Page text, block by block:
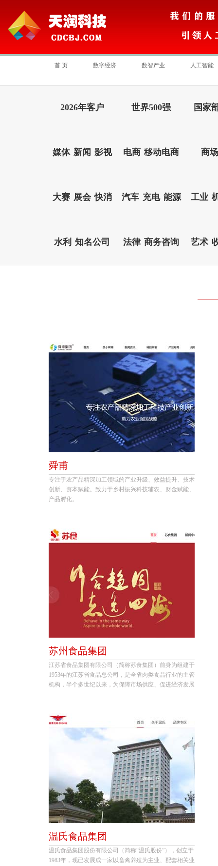
首 页 数字经济 数智产业 人工智能
2026年客户 世界500强 国家
媒体 新闻 影视 电商 移动电商 商场
大赛 展会 快消 汽车 充电 能源 工业
水利 知名公司 法律 商务咨询 艺术
舜甫
专注于农产品精深加工领域的产业升级、效益提升、技术
创新、资本赋能。致力于乡村振兴科技辅农、财金赋能、
产品孵化。
苏州食品集团
江苏省食品集团有限公司（简称苏食集团）前身为组建于
1953年的江苏省食品总公司，是全省肉类食品行业的主管
机构，半个多世纪以来，为保障市场供应、促进经济发展
温氏食品集团
温氏食品集团股份有限公司（简称“温氏股份”），创立于
1983年，现已发展成一家以畜禽养殖为主业、配套相关业